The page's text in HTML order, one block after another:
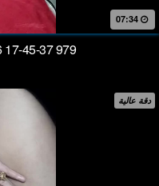
07:34
17-45-37 979
دقة عالية